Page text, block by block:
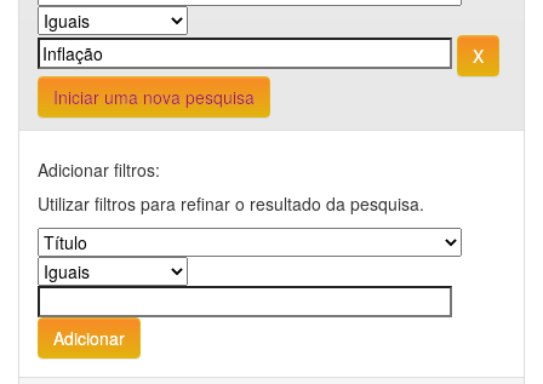
Iniciar uma nova pesquisa
Adicionar filtros:
Utilizar filtros para refinar o resultado da pesquisa.